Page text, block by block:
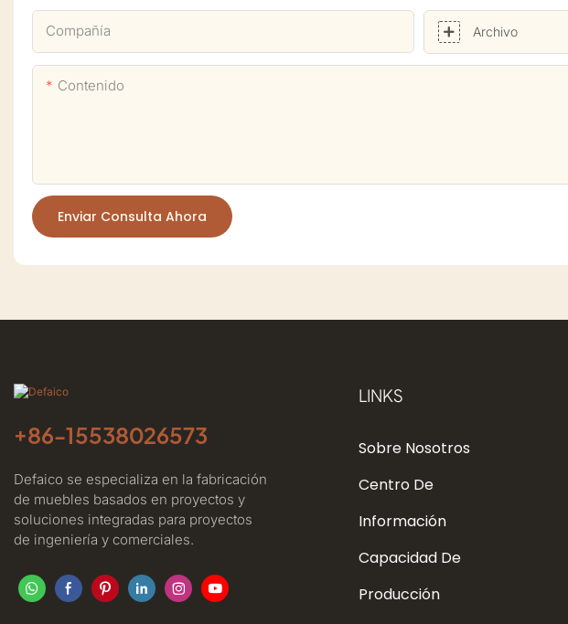
Compañía Archivo
Contenido
Enviar Consulta Ahora
+86-15538026573
Defaico se especializa en la fabricación
de muebles basados ​​en proyectos y
soluciones integradas para proyectos
de ingeniería y comerciales.
LINKS
Sobre Nosotros
Centro De
Información
Capacidad De
Producción